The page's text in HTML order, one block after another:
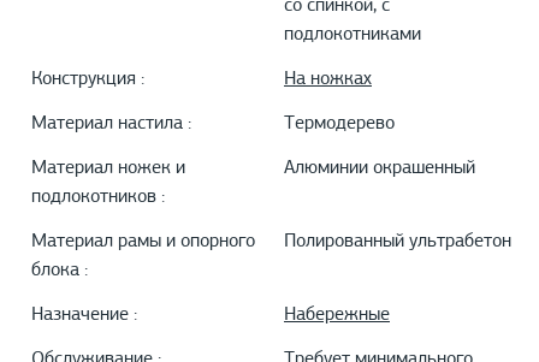
со спинкой, с
подлокотниками
Конструкция : На ножках
Материал настила : Термодерево
Материал ножек и
подлокотников :
Алюминии окрашенный
Материал рамы и опорного
блока :
Полированный ультрабетон
Назначение : Набережные